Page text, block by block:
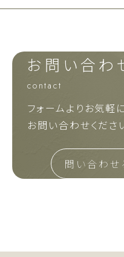
お問い合わ
contact
フォームよりお気軽に
お問い合わせくださ
問い合わせ